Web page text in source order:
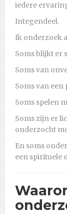
iedere
Integendeel.
Ik onderzoek
Soms blijkt er
Soms van
Soms van
Soms spelen
Soms zijn er
onderzocht
En soms
een spirituele